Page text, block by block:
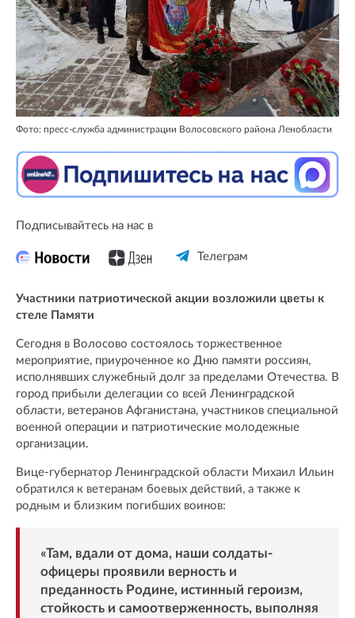
Фото: пресс-служба администрации Волосовского района Ленобласти
Подписывайтесь на нас в
Телеграм
Участники патриотической акции возложили цветы к
стеле Памяти
Сегодня в Волосово состоялось торжественное
мероприятие, приуроченное ко Дню памяти россиян,
исполнявших служебный долг за пределами Отечества. В
город прибыли делегации со всей Ленинградской
области, ветеранов Афганистана, участников специальной
военной операции и патриотические молодежные
организации.
Вице-губернатор Ленинградской области Михаил Ильин
обратился к ветеранам боевых действий, а также к
родным и близким погибших воинов:
«Там, вдали от дома, наши солдаты-
офицеры проявили верность и
преданность Родине, истинный героизм,
стойкость и самоотверженность, выполняя